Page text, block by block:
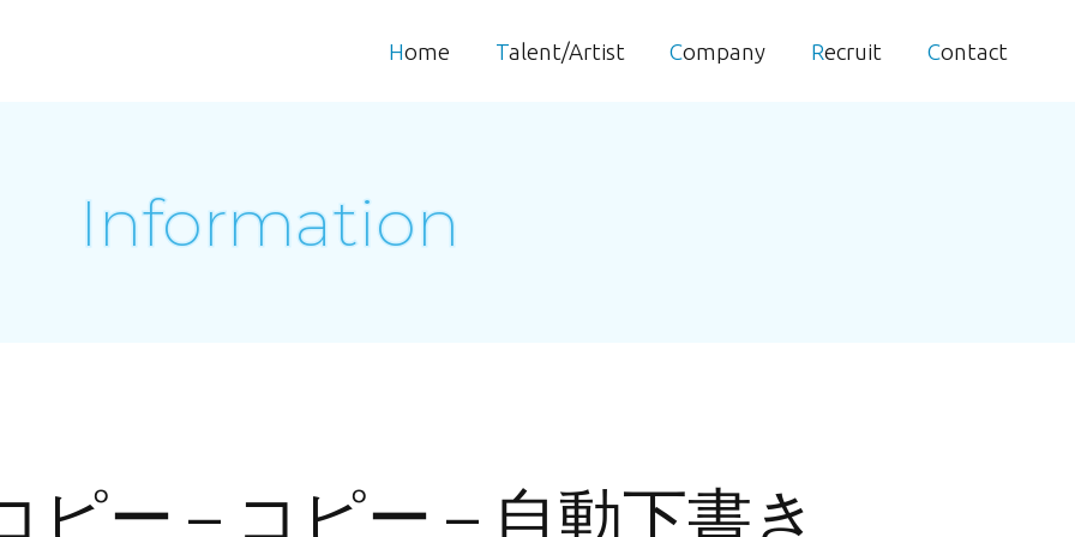
Home Talent/Artist Company Recruit Contact
Information
コピー – コピー – 自動下書き